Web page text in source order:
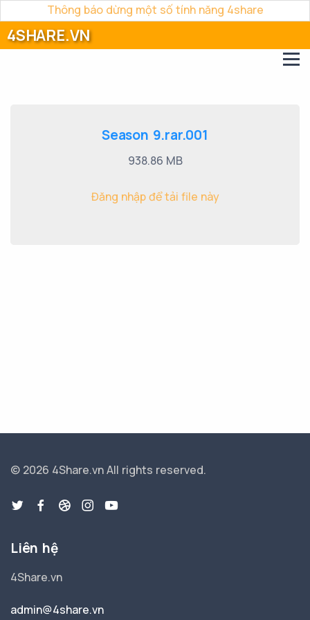
Thông báo dừng một số tính năng 4share
4SHARE.VN
Season 9.rar.001
938.86 MB
Đăng nhập để tải file này
© 2026 4Share.vnAll rights reserved.
Liên hệ
4Share.vn
admin@4share.vn